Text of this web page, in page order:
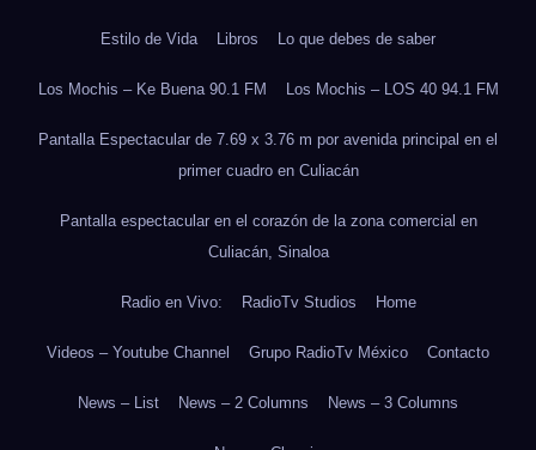
Estilo de Vida Libros Lo que debes de saber
Los Mochis – Ke Buena 90.1 FM Los Mochis – LOS 40 94.1 FM
Pantalla Espectacular de 7.69 x 3.76 m por avenida principal en el
primer cuadro en Culiacán
Pantalla espectacular en el corazón de la zona comercial en
Culiacán, Sinaloa
Radio en Vivo: RadioTv Studios Home
Videos – Youtube Channel Grupo RadioTv México Contacto
News – List News – 2 Columns News – 3 Columns